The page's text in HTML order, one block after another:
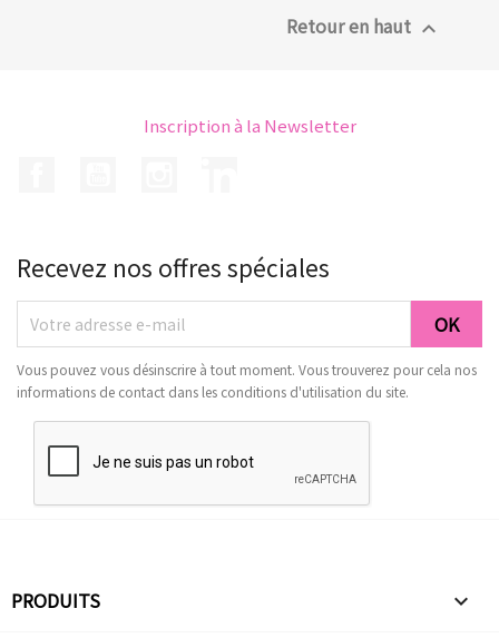
Retour en haut 
Inscription à la Newsletter
Recevez nos offres spéciales
Vous pouvez vous désinscrire à tout moment. Vous trouverez pour cela nos
informations de contact dans les conditions d'utilisation du site.
PRODUITS 